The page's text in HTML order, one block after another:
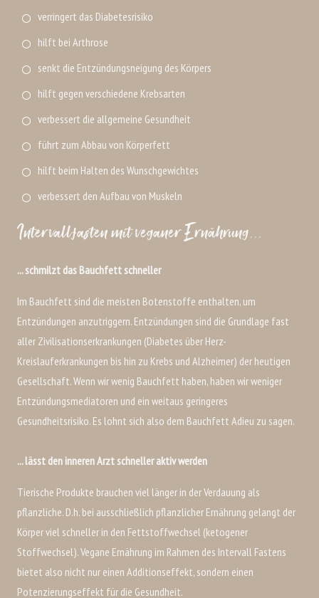
verringert das Diabetesrisiko
hilft bei Arthrose
senkt die Entzündungsneigung des Körpers
hilft gegen verschiedene Krebsarten
verbessert die allgemeine Gesundheit
führt zum Abbau von Körperfett
hilft beim Halten des Wunschgewichtes
verbessert den Aufbau von Muskeln
Intervallfasten mit veganer Ernährung...
... schmilzt das Bauchfett schneller
Im Bauchfett sind die meisten Botenstoffe enthalten, um
Entzündungen anzutriggern. Entzündungen sind die Grundlage fast
aller Zivilisationserkrankungen (Diabetes über Herz-
Kreislauferkrankungen bis hin zu Krebs und Alzheimer) der heutigen
Gesellschaft. Wenn wir wenig Bauchfett haben, haben wir weniger
Entzündungsmediatoren und ein weitaus geringeres
Gesundheitsrisiko. Es lohnt sich also dem Bauchfett Adieu zu sagen.
... lässt den inneren Arzt schneller aktiv werden
Tierische Produkte brauchen viel länger in der Verdauung als
pflanzliche. D.h. bei ausschließlich pflanzlicher Ernährung gelangt der
Körper viel schneller in den Fettstoffwechsel (ketogener
Stoffwechsel). Vegane Ernährung im Rahmen des Intervall Fastens
bietet also nicht nur einen Additionseffekt, sondern einen
Potenzierungseffekt für die Gesundheit.